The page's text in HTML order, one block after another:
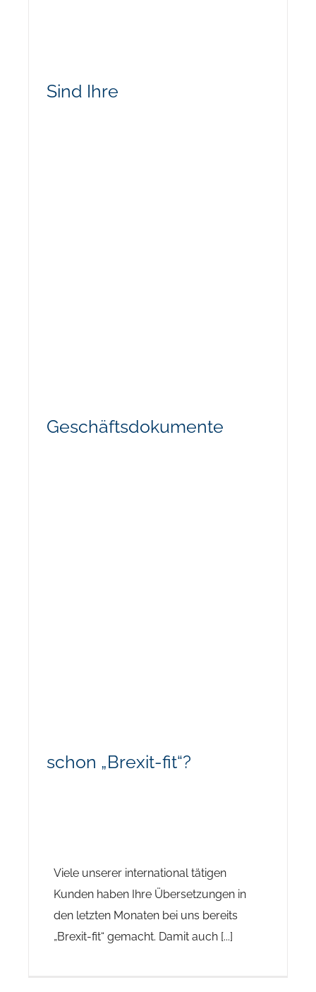
Sind Ihre
Geschäftsdokumente
schon „Brexit-fit“?
Viele unserer international tätigen
Kunden haben Ihre Übersetzungen in
den letzten Monaten bei uns bereits
„Brexit-fit“ gemacht. Damit auch [...]